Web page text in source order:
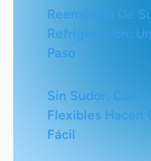
Reemplazo De
Refrigeración:
Paso
Sin Sudor: Cómo
Flexibles Hacen
Fácil